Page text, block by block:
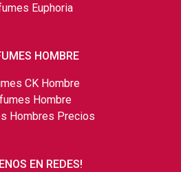
Euphoria
HOMBRE
CK Hombre
Hombre
Hombres Precios
EN REDES!